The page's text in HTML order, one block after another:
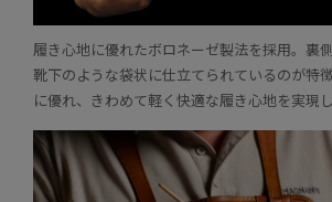
履き心地に優れたボロネーゼ製法を採用。裏
靴下のような袋状に仕立てられているのが特
に優れ、きわめて軽く快適な履き心地を実現し